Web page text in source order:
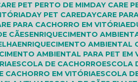
PET PERTO DE MIM DAY CARE
DAY PET CARE
DAYCARE
PARA CACHORRO EM VITÓRIA
CÃES
ENRIQUECIMENTO
ENRIQUECIMENTO AMBIENTAL
AMBIENTAL PARA PET EM
ESCOLA DE CACHORRO
CACHORRO EM VITÓRIA ESCOLA